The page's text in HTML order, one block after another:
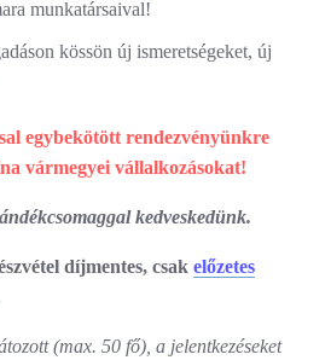
munkatársaival!
kössön új ismeretségeket, új
egybekötött rendezvényünkre
vármegyei vállalkozásokat!
kedveskedünk.
díjmentes, csak előzetes
(max. 50 fő), a jelentkezéseket